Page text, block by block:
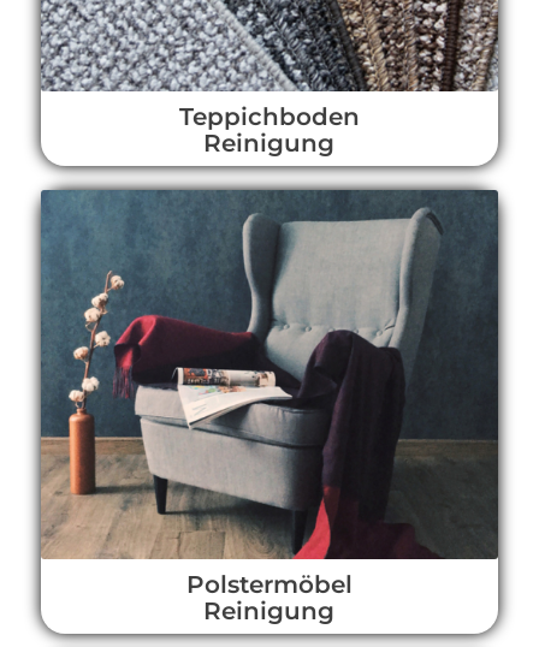
Teppichboden
Reinigung
Polstermöbel
Reinigung